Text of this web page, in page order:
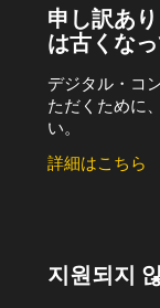
申し訳あ
は古くな
デジタル・コ
ただくために
い。
詳細はこちら
지원되지